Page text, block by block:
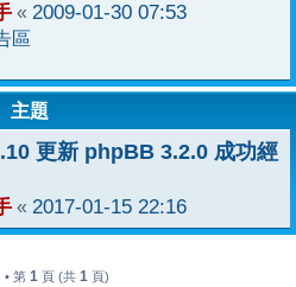
« 2009-01-30 07:53
區
主題
更新 phpBB 3.2.0 成功經
« 2017-01-15 22:16
• 第 1 頁 (共 1 頁)